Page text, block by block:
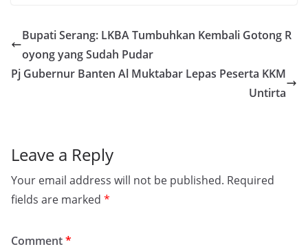
Bupati Serang: LKBA Tumbuhkan Kembali Gotong R
oyong yang Sudah Pudar
Pj Gubernur Banten Al Muktabar Lepas Peserta KKM
Untirta
Leave a Reply
Your email address will not be published. Required
fields are marked *
Comment*